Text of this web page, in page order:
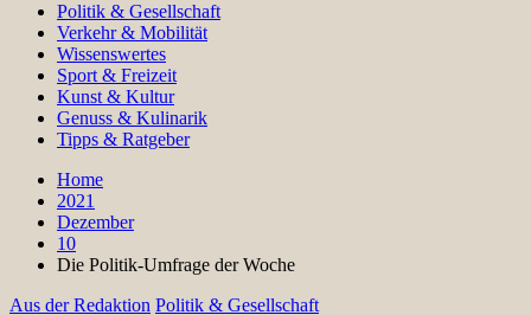
Politik & Gesellschaft
Verkehr & Mobilität
Wissenswertes
Sport & Freizeit
Kunst & Kultur
Genuss & Kulinarik
Tipps & Ratgeber
Home
2021
Dezember
10
Die Politik-Umfrage der Woche
Aus der Redaktion Politik & Gesellschaft